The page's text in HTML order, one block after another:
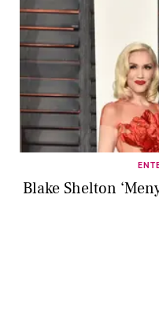
Blake Shelton